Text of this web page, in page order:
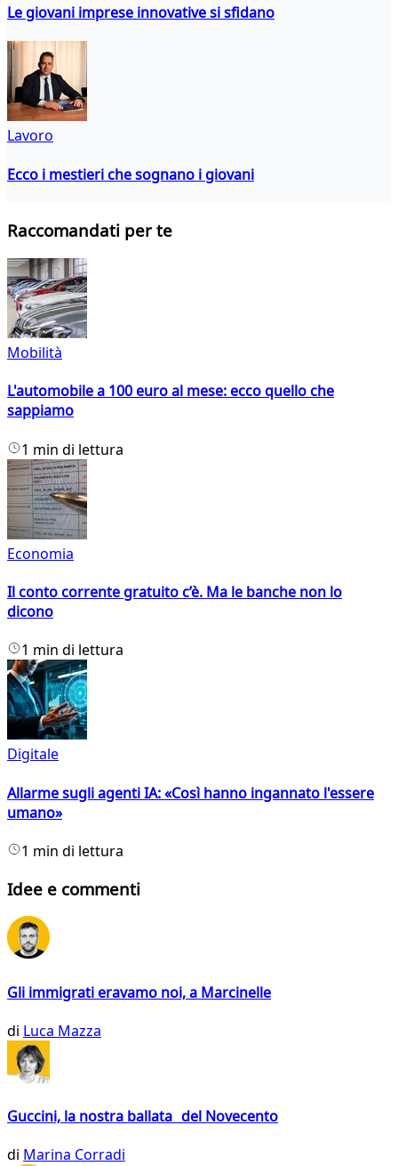
Le giovani imprese innovative si sfidano
Lavoro
Ecco i mestieri che sognano i giovani
Raccomandati per te
Mobilità
L'automobile a 100 euro al mese: ecco quello che
sappiamo
1 min di lettura
Economia
Il conto corrente gratuito c’è. Ma le banche non lo
dicono
1 min di lettura
Digitale
Allarme sugli agenti IA: «Così hanno ingannato l'essere
umano»
1 min di lettura
Idee e commenti
Gli immigrati eravamo noi, a Marcinelle
di Luca Mazza
Guccini, la nostra ballata del Novecento
di Marina Corradi